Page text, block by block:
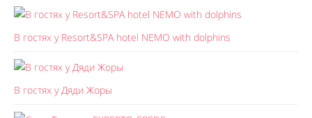
В гостях у Resort&SPA hotel NEMO with dolphins
В гостях у Дяди Жоры